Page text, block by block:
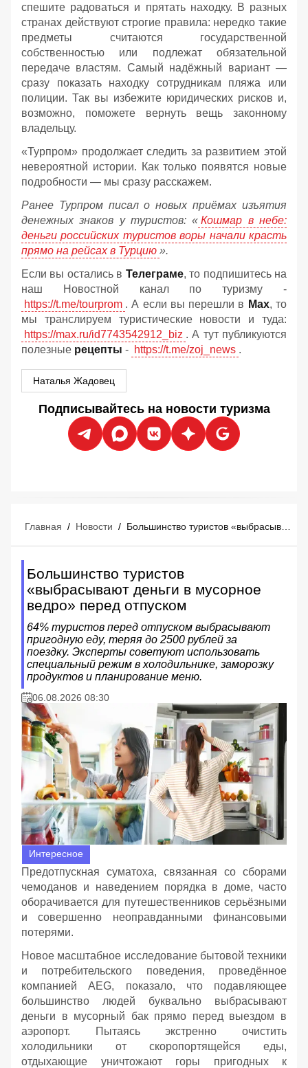
спешите радоваться и прятать находку. В разных
странах действуют строгие правила: нередко такие
предметы считаются государственной
собственностью или подлежат обязательной
передаче властям. Самый надёжный вариант —
сразу показать находку сотрудникам пляжа или
полиции. Так вы избежите юридических рисков и,
возможно, поможете вернуть вещь законному
владельцу.
«Турпром» продолжает следить за развитием этой
невероятной истории. Как только появятся новые
подробности — мы сразу расскажем.
Ранее Турпром писал о новых приёмах изъятия
денежных знаков у туристов: « Кошмар в небе:
деньги российских туристов воры начали красть
прямо на рейсах в Турцию ».
Если вы остались в Телеграме, то подпишитесь на
наш Новостной канал по туризму -
https://t.me/tourprom . А если вы перешли в Мах, то
мы транслируем туристические новости и туда:
https://max.ru/id7743542912_biz . А тут публикуются
полезные рецепты - https://t.me/zoj_news .
Наталья Жадовец
Подписывайтесь на новости туризма
Главная / Новости /
Большинство туристов
«выбрасывают деньги в мусорное
ведро» перед отпуском
64% туристов перед отпуском выбрасывают
пригодную еду, теряя до 2500 рублей за
поездку. Эксперты советуют использовать
специальный режим в холодильнике, заморозку
продуктов и планирование меню.
06.08.2026 08:30
Интересное
Предотпускная суматоха, связанная со сборами
чемоданов и наведением порядка в доме, часто
оборачивается для путешественников серьёзными
и совершенно неоправданными финансовыми
потерями.
Новое масштабное исследование бытовой техники
и потребительского поведения, проведённое
компанией AEG, показало, что подавляющее
большинство людей буквально выбрасывают
деньги в мусорный бак прямо перед выездом в
аэропорт. Пытаясь экстренно очистить
холодильники от скоропортящейся еды,
отдыхающие уничтожают горы пригодных к